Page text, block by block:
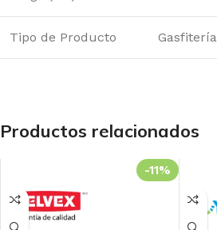
Tipo de Producto Gasfitería
Productos relacionados
-11%